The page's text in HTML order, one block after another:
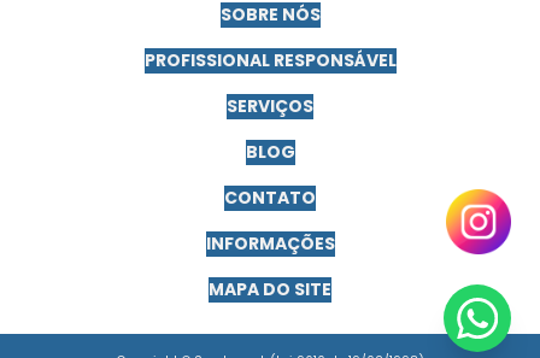
Exames pcmso para trabalho em altura
Exames periódicos para funcionarios
Exames periódicos pcmso
Exames de retorno ao trabalho clt
Gerenciamento de riscos ocupacionais
Gerenciamento de riscos em segurança do trabalho
Higiene ocupacional e doenças ocupacionais
Higiene ocupacional e ergonomia
SOBRE NÓS
PROFISSIONAL RESPONSÁVEL
SERVIÇOS
BLOG
CONTATO
INFORMAÇÕES
MAPA DO SITE